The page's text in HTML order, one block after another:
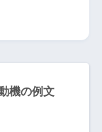
機の例文